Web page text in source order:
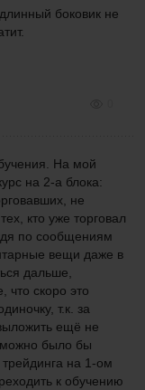
боковик не
На мой
на 2-а блока:
не
кто уже торговал
по сообщениям
вещи даже в
дальше,
что скоро это
т.к. за
ещё не
было бы
на 1-ом
к обучению